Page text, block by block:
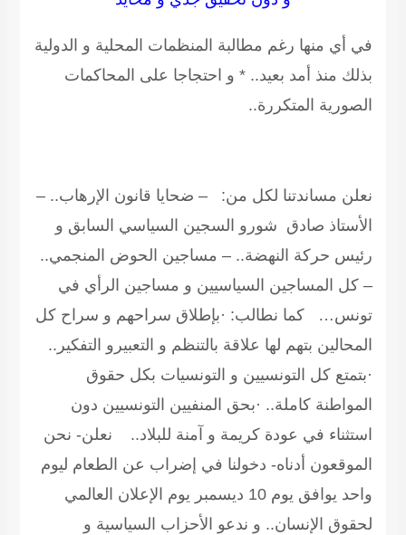
أي منها رغم مطالبة المنظمات المحلية و الدولية
منذ أمد بعيد.. * و احتجاجا على المحاكمات
المتكررة..
مساندتنا لكل من: – ضحايا قانون الإرهاب.. –
صادق شورو السجين السياسي السابق و
حركة النهضة.. – مساجين الحوض المنجمي..
كل المساجين السياسيين و مساجين الرأي في
كما نطالب: ·بإطلاق سراحهم و سراح كل
بتهم لها علاقة بالتنظم و التعبيرو التفكير..
كل التونسيين و التونسيات بكل حقوق
كاملة.. ·بحق المنفيين التونسيين دون
في عودة كريمة و آمنة للبلاد.. نعلن- نحن
أدناه- دخولنا في إضراب عن الطعام ليوم
واحد يوافق يوم 10 ديسمبر يوم الإعلان العالمي
الإنسان.. و ندعو الأحزاب السياسية و